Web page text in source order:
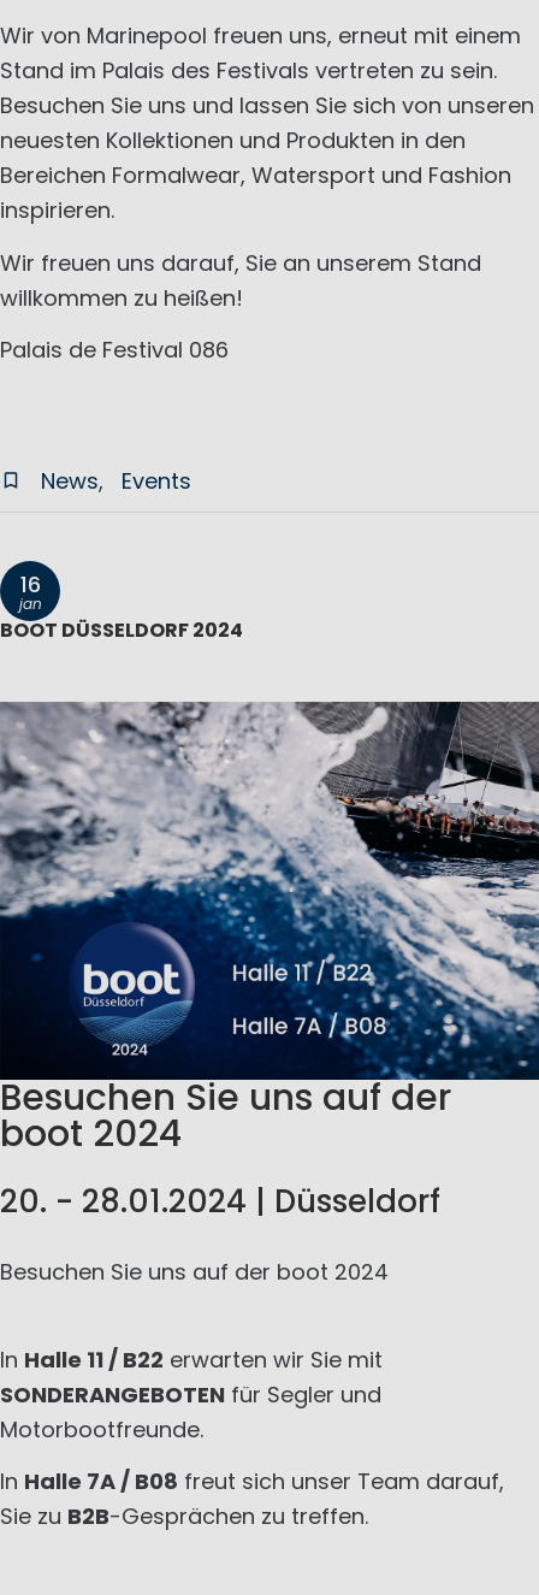
Wir von Marinepool freuen uns, erneut mit einem
Stand im Palais des Festivals vertreten zu sein.
Besuchen Sie uns und lassen Sie sich von unseren
neuesten Kollektionen und Produkten in den
Bereichen Formalwear, Watersport und Fashion
inspirieren.
Wir freuen uns darauf, Sie an unserem Stand
willkommen zu heißen!
Palais de Festival 086
News Events
16
jan
BOOT DÜSSELDORF 2024
Besuchen Sie uns auf der
boot 2024
20. - 28.01.2024 | Düsseldorf
Besuchen Sie uns auf der boot 2024
In Halle 11 / B22 erwarten wir Sie mit
SONDERANGEBOTEN für Segler und
Motorbootfreunde.
In Halle 7A / B08 freut sich unser Team darauf,
Sie zu B2B-Gesprächen zu treffen.